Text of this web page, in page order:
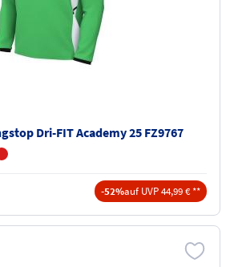
Dri-FIT Academy 25 FZ9767
-52%auf UVP 44,99 € **